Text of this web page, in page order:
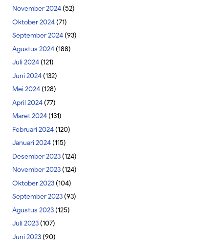
November 2024(52)
Oktober 2024(71)
September 2024(93)
Agustus 2024(188)
Juli 2024(121)
Juni 2024(132)
Mei 2024(128)
April 2024(77)
Maret 2024(131)
Februari 2024(120)
Januari 2024(115)
Desember 2023(124)
November 2023(124)
Oktober 2023(104)
September 2023(93)
Agustus 2023(125)
Juli 2023(107)
Juni 2023(90)